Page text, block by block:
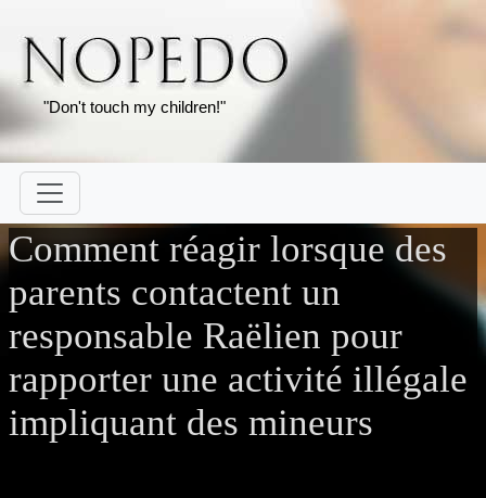
"Don't touch my children!"
Comment réagir lorsque des
parents contactent un
responsable Raëlien pour
rapporter une activité illégale
impliquant des mineurs